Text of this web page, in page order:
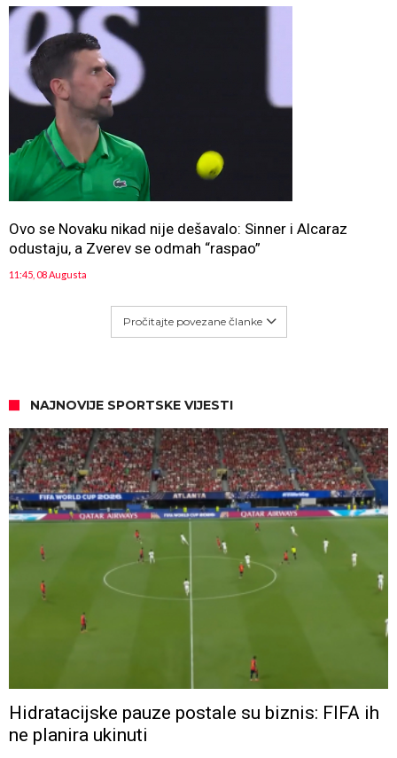
Ovo se Novaku nikad nije dešavalo: Sinner i Alcaraz
odustaju, a Zverev se odmah “raspao”
11:45, 08 Augusta
Pročitajte povezane članke
NAJNOVIJE SPORTSKE VIJESTI
Hidratacijske pauze postale su biznis: FIFA ih
ne planira ukinuti